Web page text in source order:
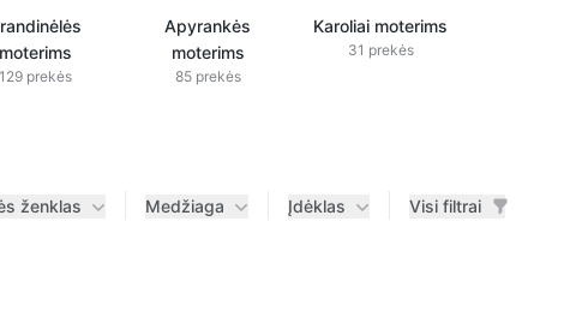
moterims
129 prekės
Apyrankės
moterims
85 prekės
Karoliai moterims
31 prekės
ženklas Medžiaga Įdėklas Visi filtrai